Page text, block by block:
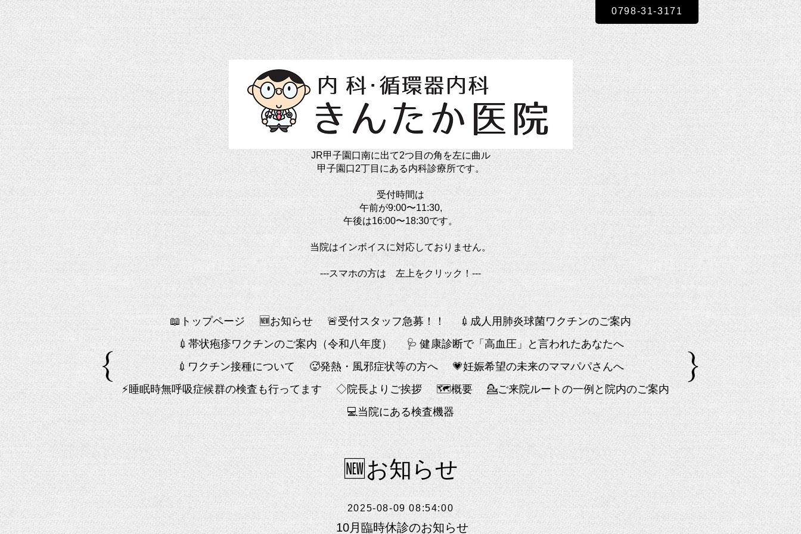
JR甲子園口南に出て2つ目の角を左に曲ル
甲子園口2丁目にある内科診療所です。
受付時間は
午前が9:00〜11:30,
午後は16:00〜18:30です。
当院はインボイスに対応しておりません。
---スマホの方は 左上をクリック！---
0798-31-3171
📖トップページ 🆕お知らせ 🚨受付スタッフ急募！！
💉成人用肺炎球菌ワクチンのご案内
💉帯状疱疹ワクチンのご案内（令和八年度）
🩺 健康診断で「高血圧」と言われたあなたへ
💉ワクチン接種について
🥵発熱・風邪症状等の方へ
💗妊娠希望の未来のママパパさんへ
⚡睡眠時無呼吸症候群の検査も行ってます
◇院長よりご挨拶 🗺概要
💁ご来院ルートの一例と院内のご案内
💻️当院にある検査機器
🆕お知らせ
2025-08-09 08:54:00
10月臨時休診のお知らせ